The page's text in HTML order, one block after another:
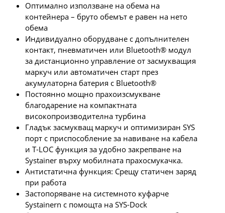
Оптимално използване на обема на
контейнера – бруто обемът е равен на нето
обема
Индивидуално оборудване с допълнителен
контакт, пневматичен или Bluetooth® модул
за дистанционно управление от засмукващия
маркуч или автоматичен старт през
акумулаторна батерия с Bluetooth®
Постоянно мощно прахоизсмукване
благодарение на компактната
високопроизводителна турбина
Гладък засмукващ маркуч и оптимизиран SYS
порт с приспособление за навиване на кабела
и T-LOC функция за удобно закрепване на
Systainer върху мобилната прахосмукачка.
Антистатична функция: Срещу статичен заряд
при работа
Застопоряване на системното куфарче
Systainern с помощта на SYS-Dock